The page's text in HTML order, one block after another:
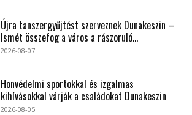
Újra tanszergyűjtést szerveznek Dunakeszin –
Ismét összefog a város a rászoruló...
2026-08-07
Honvédelmi sportokkal és izgalmas
kihívásokkal várják a családokat Dunakeszin
2026-08-05